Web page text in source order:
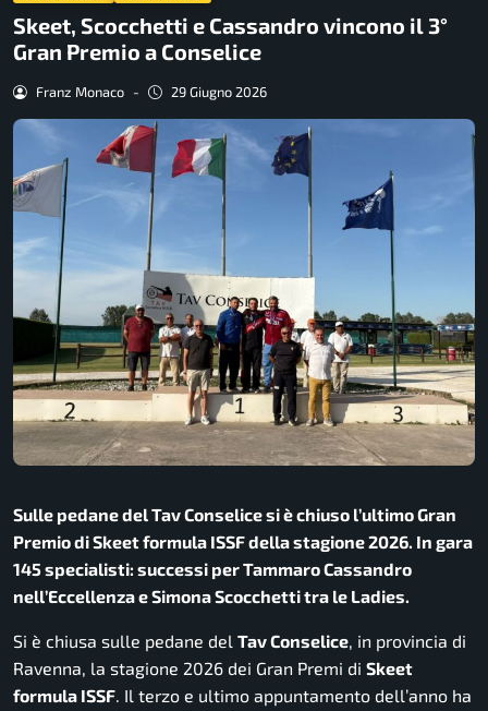
Skeet, Scocchetti e Cassandro vincono il 3°
Gran Premio a Conselice
Franz Monaco - 29 Giugno 2026
Sulle pedane del Tav Conselice si è chiuso l’ultimo Gran
Premio di Skeet formula ISSF della stagione 2026. In gara
145 specialisti: successi per Tammaro Cassandro
nell’Eccellenza e Simona Scocchetti tra le Ladies.
Si è chiusa sulle pedane del Tav Conselice, in provincia di
Ravenna, la stagione 2026 dei Gran Premi di Skeet
formula ISSF. Il terzo e ultimo appuntamento dell’anno ha